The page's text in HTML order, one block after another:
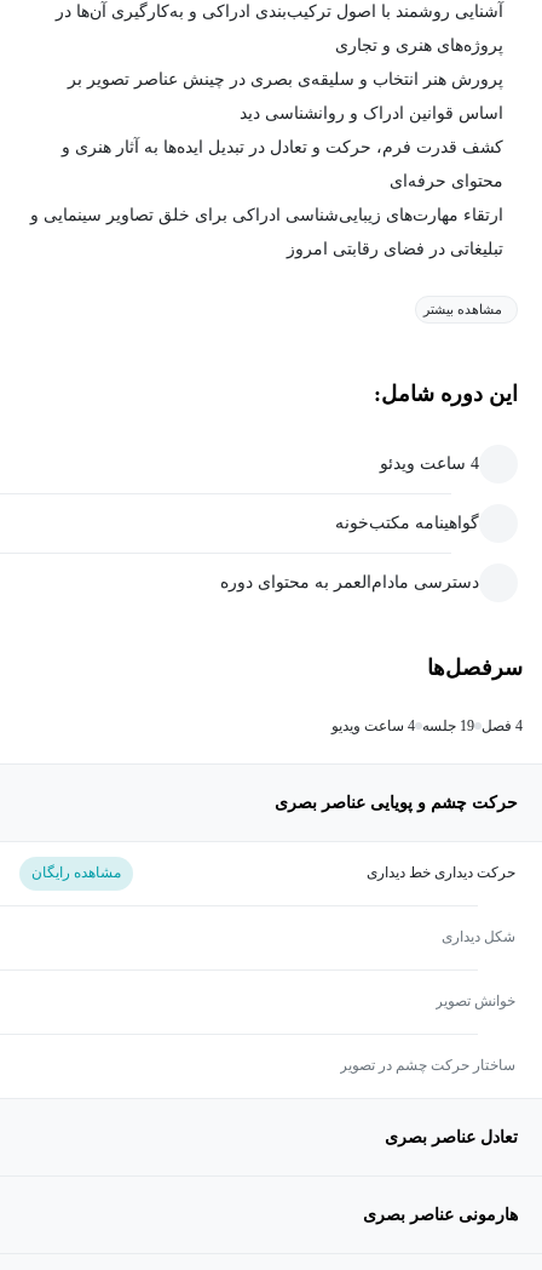
آشنایی روشمند با اصول ترکیب‌بندی ادراکی و به‌کارگیری آن‌ها در
پروژه‌های هنری و تجاری
پرورش هنر انتخاب و سلیقه‌ی بصری در چینش عناصر تصویر بر
اساس قوانین ادراک و روانشناسی دید
کشف قدرت فرم، حرکت و تعادل در تبدیل ایده‌ها به آثار هنری و
محتوای حرفه‌ای
ارتقاء مهارت‌های زیبایی‌شناسی ادراکی برای خلق تصاویر سینمایی و
تبلیغاتی در فضای رقابتی امروز
مشاهده بیشتر
این دوره شامل:
4 ساعت ویدئو
گواهینامه مکتب‌خونه
دسترسی مادام‌العمر به محتوای دوره
سرفصل‌ها
4 فصل 19 جلسه 4 ساعت ویدیو
حرکت چشم و پویایی عناصر بصری
حرکت دیداری خط دیداری مشاهده رایگان
شکل دیداری
خوانش تصویر
ساختار حرکت چشم در تصویر
تعادل عناصر بصری
هارمونی عناصر بصری